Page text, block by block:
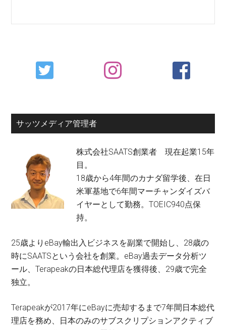
Primary
Sidebar
サッツメディア管理者
株式会社SAATS創業者 現在起業15年
目。
18歳から4年間のカナダ留学後、在日
米軍基地で6年間マーチャンダイズバ
イヤーとして勤務。TOEIC940点保
持。
25歳よりeBay輸出入ビジネスを副業で開始し、28歳の
時にSAATSという会社を創業。eBay過去データ分析ツ
ール、Terapeakの日本総代理店を獲得後、29歳で完全
独立。
Terapeakが2017年にeBayに売却するまで7年間日本総代
理店を務め、日本のみのサブスクリプションアクティブ